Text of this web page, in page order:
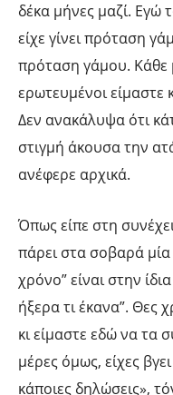
δέκα μήνες μαζί. Εγώ
είχε γίνει πρόταση
πρόταση γάμου. Κάθε
ερωτευμένοι
Δεν ανακάλυψα ότι
στιγμή άκουσα την
ανέφερε αρχικά.
Όπως είπε στη
πάρει στα σοβαρά
χρόνο” είναι στην
ήξερα τι έκανα”. Θες
κι είμαστε εδώ να τα
μέρες όμως, είχες
κάποιες δηλώσεις»,